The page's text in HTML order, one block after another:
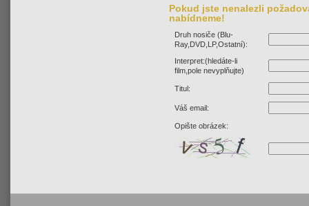
Pokud jste nenalezli
nabídneme!
Druh nosiče (Blu-
Ray,DVD,LP,Ostatní):
Interpret:(hledáte-li
film,pole nevyplňujte)
Titul:
Váš email:
Opište obrázek: